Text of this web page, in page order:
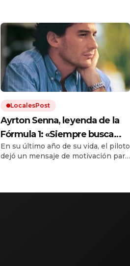
LocalesPost
Ayrton Senna, leyenda de la
Fórmula 1: «Siempre busca
mucha fuerza, mucha
determinación y haz todo con
En su último año de su vida, el piloto
dejó un mensaje de motivación para
de inspiración para millones de